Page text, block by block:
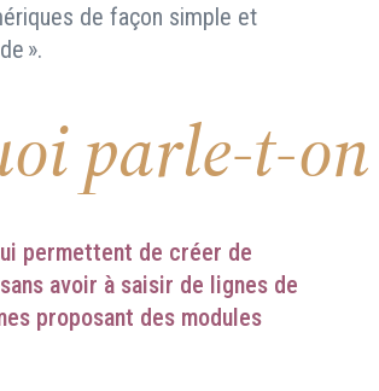
de façon simple et
».
parle-t-on
permettent de créer de
avoir à saisir de lignes de
proposant des modules